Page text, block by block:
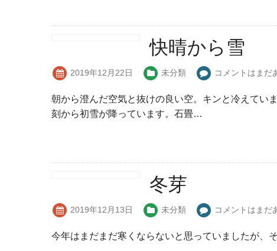
快晴から雪
2019年12月22日 未分類 コメントはまだ
朝から澄んだ空気と抜けの良い空。キンと冷えてい
刻から初雪が降っています。石畳…
冬芽
2019年12月13日 未分類 コメントはまだ
今年はまだまだ寒くならないと思っていましたが、